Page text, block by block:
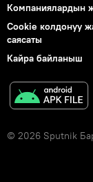
Компаниялардын
Cookie колдонуу
саясаты
Кайра байланыш
© 2026 Sputnik